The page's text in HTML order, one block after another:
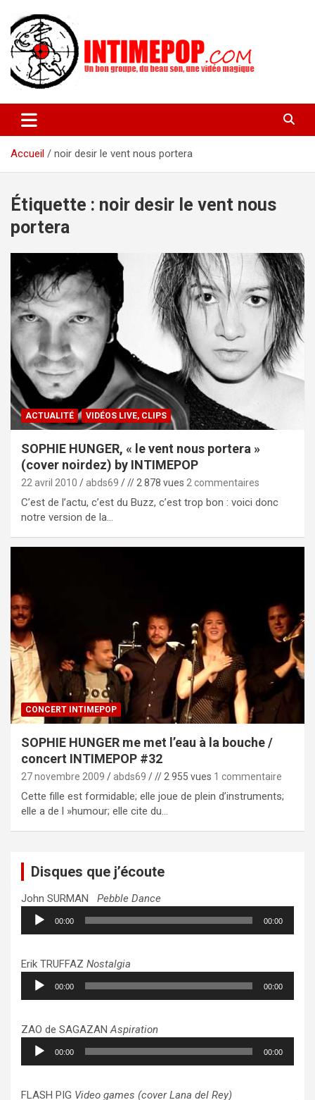
contenu
intimepop.com
actuelles pop rock, post-rock, indé sur Lyon. rock pop concert
lyon
Accueil
noir desir le vent nous portera
Étiquette : noir desir le vent nous
portera
ACTUALITÉ VIDÉOS LIVE, CLIPS
SOPHIE HUNGER, « le vent nous portera »
(cover noirdez) by INTIMEPOP
22 avril 2010 abds69 // 2 878 vues 2 commentaires
C’est de l’actu, c’est du Buzz, c’est trop bon : voici donc
notre version de la…
CONCERT INTIMEPOP
SOPHIE HUNGER me met l’eau à la bouche /
concert INTIMEPOP #32
27 novembre 2009 abds69 // 2 955 vues 1 commentaire
Cette fille est formidable; elle joue de plein d’instruments;
elle a de l »humour; elle cite du…
Disques que j’écoute
John SURMAN Pebble Dance
Lecteur
audio
00:00 00:00
Erik TRUFFAZ Nostalgia
Lecteur
audio
00:00 00:00
ZAO de SAGAZAN Aspiration
Lecteur
audio
00:00 00:00
FLASH PIG Video games (cover Lana del Rey)